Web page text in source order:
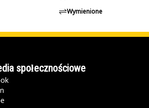
Wymienione
społecznościowe